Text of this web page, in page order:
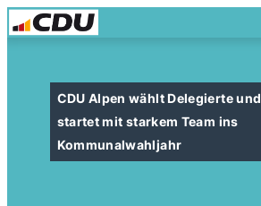
CDU Alpen wählt Delegierte und
startet mit starkem Team ins
Kommunalwahljahr